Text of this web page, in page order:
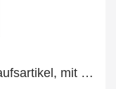
Bis zu 58% Rabatt auf Ausverkaufsartikel, mit zusätzlichen Rabatten für Microsoft Office Project Professional - Software Assurance